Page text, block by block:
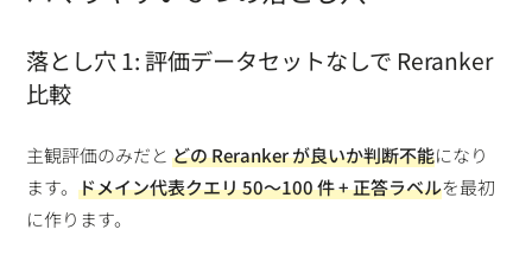
落とし穴 1: 評価データセットなしで Reranker
比較
主観評価のみだとどの Reranker が良いか判断不能になり
ます。ドメイン代表クエリ 50〜100 件 + 正答ラベルを最初
に作ります。